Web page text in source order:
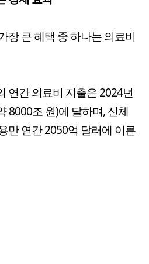
장 큰 혜택 중 하나는 의료비
연간 의료비 지출은 2024년
8000조 원)에 달하며, 신체
만 연간 2050억 달러에 이른